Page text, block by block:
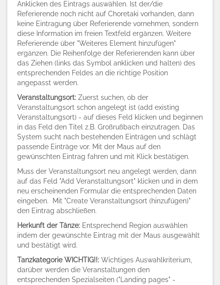
Anklicken des Eintrags auswählen. Ist der/die
Referierende noch nicht auf Choretaki vorhanden, dann
keine Eintragung über Referierende vornehmen, sondern
diese Information im freien Textfeld ergänzen. Weitere
Referierende über "Weiteres Element hinzufügen"
ergänzen. Die Reihenfolge der Referierenden kann über
das Ziehen (links das Symbol anklicken und halten) des
entsprechenden Feldes an die richtige Position
angepasst werden.
Veranstaltungsort: Zuerst suchen, ob der
Veranstaltungsort schon angelegt ist (add existing
Veranstaltungsort) - auf dieses Feld klicken und beginnen
in das Feld den Titel z.B. Großrußbach einzutragen. Das
System sucht nach bestehenden Einträgen und schlägt
passende Einträge vor. Mit der Maus auf den
gewünschten Eintrag fahren und mit Klick bestätigen.
Muss der Veranstaltungsort neu angelegt werden, dann
auf das Feld "Add Veranstaltungsort" klicken und in dem
neu erscheinenden Formular die entsprechenden Daten
eingeben. Mit "Create Veranstaltungsort (hinzufügen)"
den Eintrag abschließen.
Herkunft der Tänze: Entsprechend Region auswählen
indem der gewünschte Eintrag mit der Maus ausgewählt
und bestätigt wird.
Tanzkategorie WICHTIG!!: Wichtiges Auswahlkriterium,
darüber werden die Veranstaltungen den
entsprechenden Spezialseiten ("Landing pages" -